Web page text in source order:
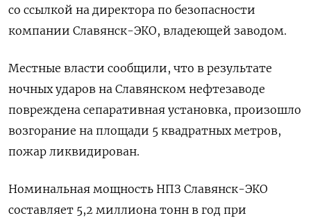
со ссылкой на директора по безопасности
компании Славянск-ЭКО, владеющей заводом.
Местные власти сообщили, что в результате
ночных ударов на Славянском нефтезаводе
повреждена сепаративная установка, произошло
возгорание на площади 5 квадратных метров,
пожар ликвидирован.
Номинальная мощность НПЗ Славянск-ЭКО
составляет 5,2 миллиона тонн в год при